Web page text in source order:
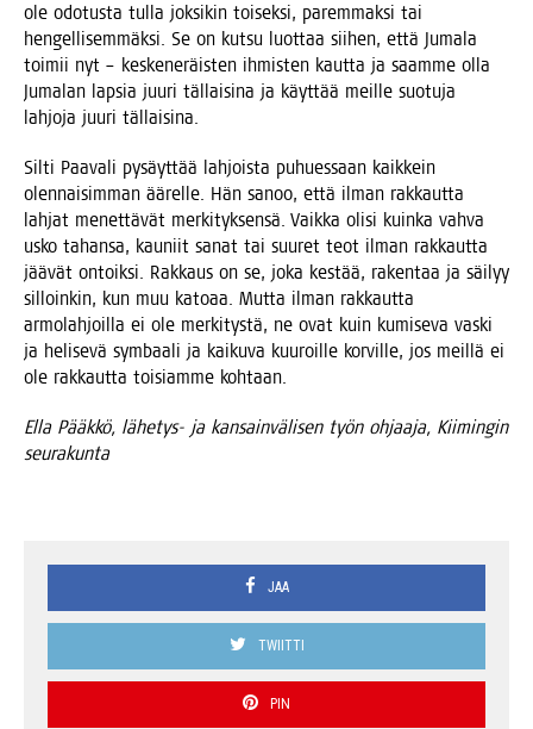
ole odo­tus­ta tul­la jok­si­kin toi­sek­si, parem­mak­si tai
hen­gel­li­sem­mäk­si. Se on kut­su luot­taa sii­hen, että Juma­la
toi­mii nyt – kes­ke­ne­räis­ten ihmis­ten kaut­ta ja saam­me olla
Juma­lan lap­sia juu­ri täl­lai­si­na ja käyt­tää meil­le suo­tu­ja
lah­jo­ja juu­ri tällaisina.
Sil­ti Paa­va­li pysäyt­tää lah­jois­ta puhues­saan kaik­kein
olen­nai­sim­man äärel­le. Hän sanoo, että ilman rak­kaut­ta
lah­jat menet­tä­vät mer­ki­tyk­sen­sä. Vaik­ka oli­si kuin­ka vah­va
usko tahan­sa, kau­niit sanat tai suu­ret teot ilman rak­kaut­ta
jää­vät ontoik­si. Rak­kaus on se, joka kes­tää, raken­taa ja säi­lyy
sil­loin­kin, kun muu kato­aa. Mut­ta ilman rak­kaut­ta
armo­lah­joil­la ei ole mer­ki­tys­tä, ne ovat kuin kumi­se­va vas­ki
ja heli­se­vä sym­baa­li ja kai­ku­va kuu­roil­le kor­vil­le, jos meil­lä ei
ole rak­kaut­ta toi­siam­me kohtaan.
Ella Pääk­kö, lähe­tys- ja kan­sain­vä­li­sen työn ohjaa­ja, Kii­min­gin
seurakunta
JAA
TWIITTI
PIN